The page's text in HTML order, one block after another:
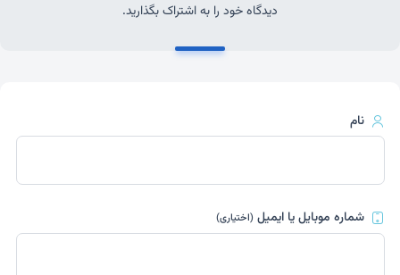
دیدگاه خود را به اشتراک بگذارید.
نام
شماره موبایل یا ایمیل(اختیاری)